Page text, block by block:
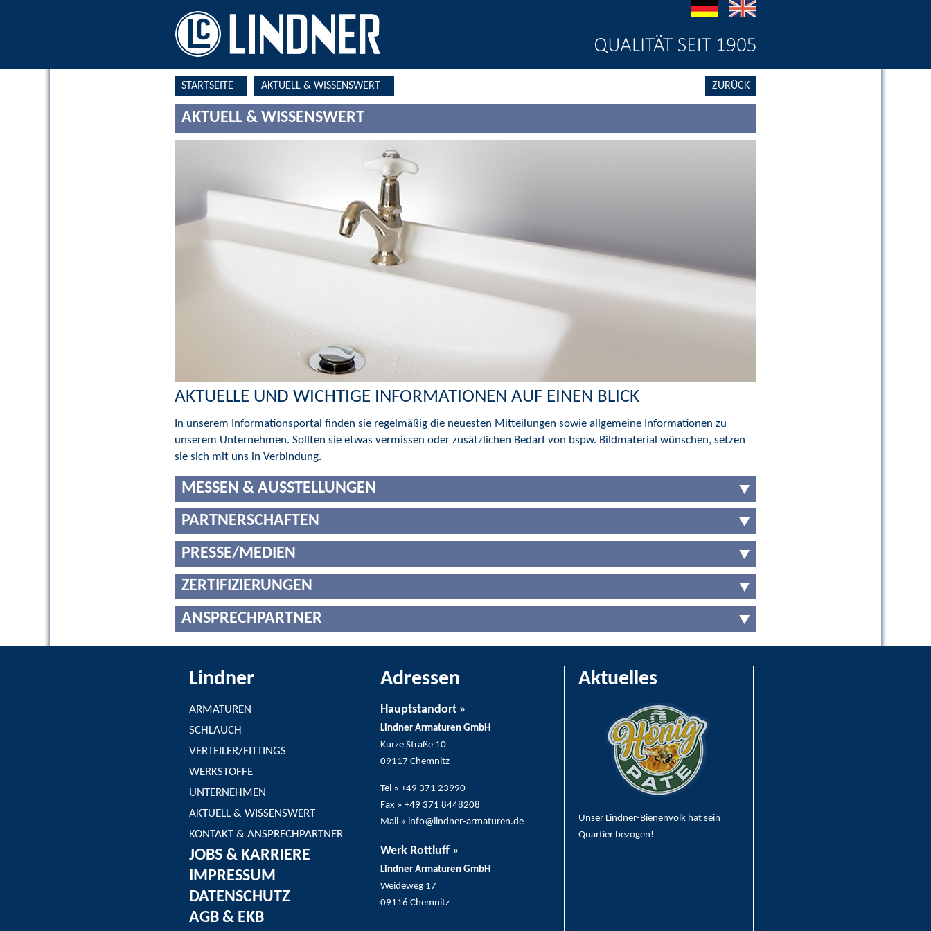
STARTSEITE AKTUELL & WISSENSWERT ZURÜCK
AKTUELL & WISSENSWERT
AKTUELLE UND WICHTIGE INFORMATIONEN AUF EINEN BLICK
In unserem Informationsportal finden sie regelmäßig die neuesten Mitteilungen sowie allgemeine Informationen zu
unserem Unternehmen. Sollten sie etwas vermissen oder zusätzlichen Bedarf von bspw. Bildmaterial wünschen, setzen
sie sich mit uns in Verbindung.
MESSEN & AUSSTELLUNGEN
PARTNERSCHAFTEN
PRESSE/MEDIEN
ZERTIFIZIERUNGEN
ANSPRECHPARTNER
Lindner
ARMATUREN
SCHLAUCH
VERTEILER/FITTINGS
WERKSTOFFE
UNTERNEHMEN
AKTUELL & WISSENSWERT
KONTAKT & ANSPRECHPARTNER
JOBS & KARRIERE
IMPRESSUM
DATENSCHUTZ
AGB & EKB
Adressen
Hauptstandort »
Lindner Armaturen GmbH
Kurze Straße 10
09117 Chemnitz
Tel » +49 371 23990
Fax » +49 371 8448208
Mail » info@lindner-armaturen.de
Werk Rottluff »
Lindner Armaturen GmbH
Weideweg 17
09116 Chemnitz
Aktuelles
Unser Lindner-Bienenvolk hat sein
Quartier bezogen!